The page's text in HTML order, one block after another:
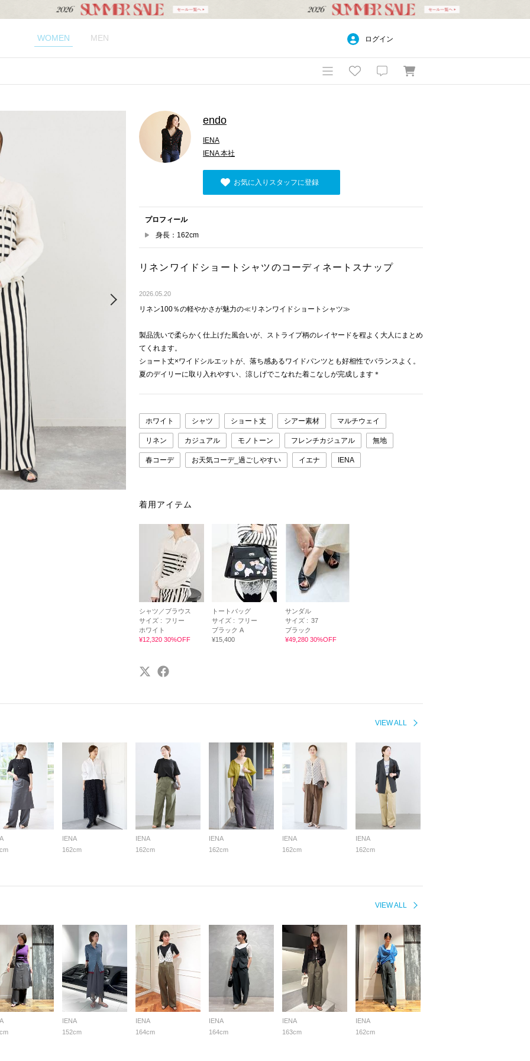
WOMEN MEN ログイン
Next
endo
IENA
IENA 本社
お気に入りスタッフに登録
プロフィール
身長：162cm
リネンワイドショートシャツのコーディネートスナップ
2026.05.20
リネン100％の軽やかさが魅力の≪リネンワイドショートシャツ≫
製品洗いで柔らかく仕上げた風合いが、ストライプ柄のレイヤードを程よく大人にまとめ
てくれます。
ショート丈×ワイドシルエットが、落ち感あるワイドパンツとも好相性でバランスよく。
夏のデイリーに取り入れやすい、涼しげでこなれた着こなしが完成します＊
ホワイト シャツ ショート丈 シアー素材 マルチウェイ
リネン カジュアル モノトーン フレンチカジュアル 無地
春コーデ お天気コーデ_過ごしやすい イエナ IENA
着用アイテム
シャツ／ブラウス
サイズ : フリー
ホワイト
¥12,320 30%OFF
トートバッグ
サイズ : フリー
ブラック A
¥15,400
サンダル
サイズ : 37
ブラック
¥49,280 30%OFF
VIEW ALL
IENA
162cm
IENA
162cm
IENA
162cm
IENA
162cm
IENA
162cm
VIEW ALL
IENA
152cm
IENA
164cm
IENA
164cm
IENA
163cm
IENA
162cm